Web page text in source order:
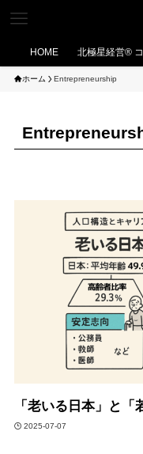
HOME 北極星経営®︎
ホーム Entrepreneurship
「老いる日本」と
2025-07-07